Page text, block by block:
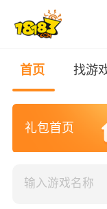
首页 找游
礼包首页